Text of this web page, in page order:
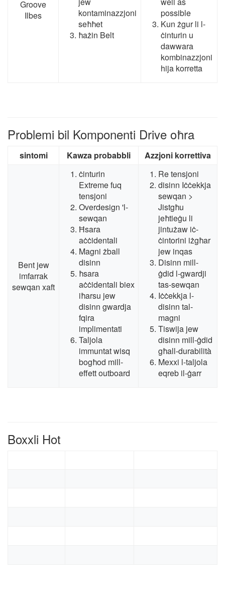
Groove
Ilbes
kontaminazzjoni
seħħet
ħażin Belt
possible
Kun żgur li l-
ċinturin u
dawwara
kombinazzjoni
hija korretta
Problemi bil Komponenti Drive oħra
sintomi Kawza probabbli Azzjoni korrettiva
Bent jew
imfarrak
sewqan xaft
ċinturin
Extreme fuq
tensjoni
Overdesign 'l-
sewqan
Ħsara
aċċidentali
Magni żball
disinn
ħsara
aċċidentali biex
iħarsu jew
disinn gwardja
fqira
implimentati
Taljola
immuntat wisq
bogħod mill-
effett outboard
Re tensjoni
disinn Iċċekkja
sewqan >
Jistgħu
jeħtieġu li
jintużaw iċ-
ċintorini iżgħar
jew inqas
Disinn mill-
ġdid l-gwardji
tas-sewqan
Iċċekkja l-
disinn tal-
magni
Tiswija jew
disinn mill-ġdid
għall-durabilità
Mexxi l-taljola
eqreb il-ġarr
Boxxli Hot